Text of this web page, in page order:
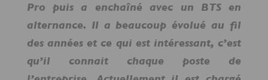
Pro puis a enchaîné avec un BTS en
alternance. Il a beaucoup évolué au fil
des années et ce qui est intéressant, c’est
qu’il connait chaque poste de